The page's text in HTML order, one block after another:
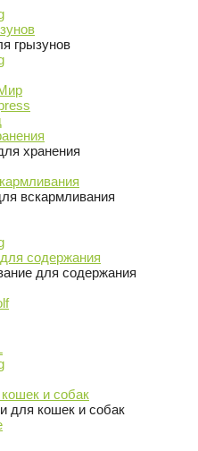
грызунов
хранения
вскармливания
содержания
для содержания
и собак
для кошек и собак